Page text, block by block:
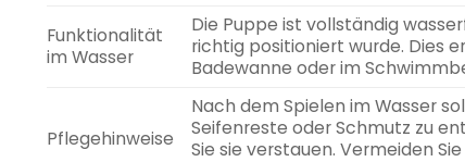
Funktionalität
im Wasser
Die Puppe ist vollständig
richtig positioniert wurde. Dies
Badewanne oder im
Pflegehinweise
Nach dem Spielen im Wasser
Seifenreste oder Schmutz zu
Sie sie verstauen. Vermeiden